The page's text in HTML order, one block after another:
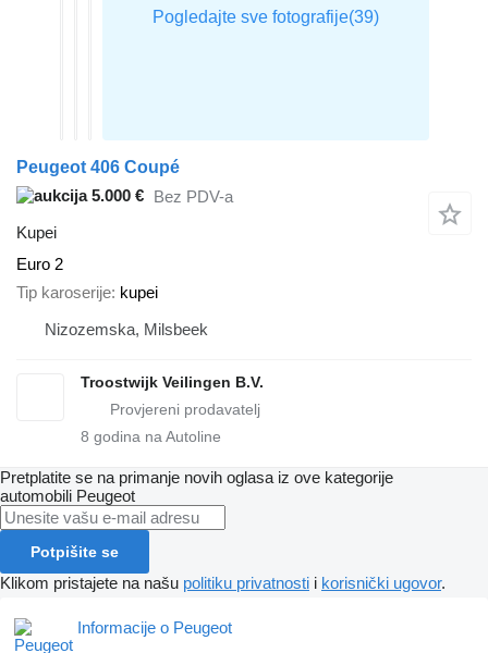
Peugeot 406 Coupé
5.000 € Bez PDV-a
Kupei
Euro 2
Tip karoserije kupei
Nizozemska, Milsbeek
Troostwijk Veilingen B.V.
8 godina na Autoline
Pretplatite se na primanje novih oglasa iz ove kategorije
automobili Peugeot
Potpišite se
Klikom pristajete na našu politiku privatnosti i korisnički ugovor.
Informacije o Peugeot